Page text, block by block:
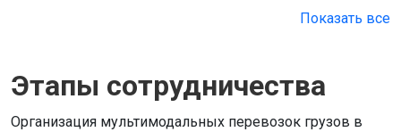
Показать все
Этапы сотрудничества
Организация мультимодальных перевозок грузов в